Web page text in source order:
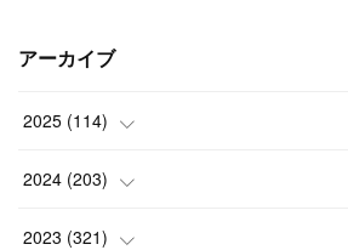
アーカイブ
2025 (114)
(1)
(8)
2024 (203)
(24)
2023 (321)